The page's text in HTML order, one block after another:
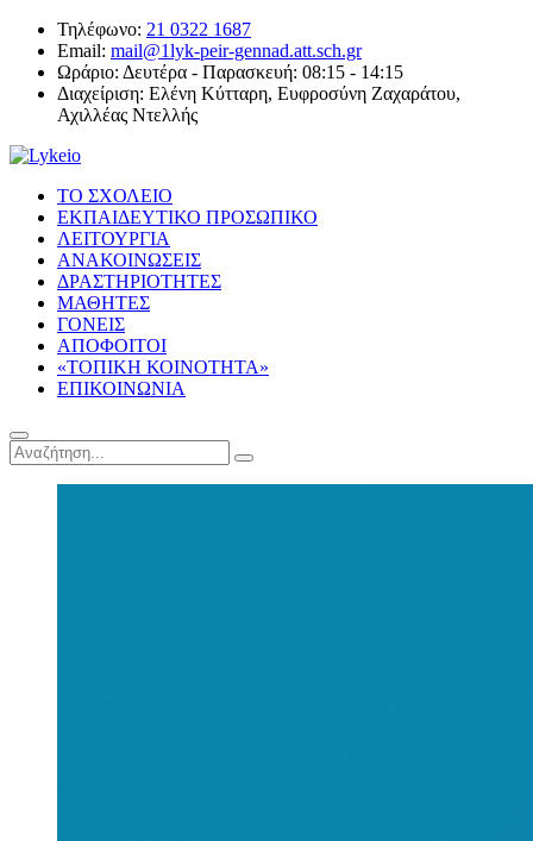
Τηλέφωνο: 21 0322 1687
Email: mail@1lyk-peir-gennad.att.sch.gr
Ωράριο: Δευτέρα - Παρασκευή: 08:15 - 14:15
Διαχείριση: Ελένη Κύτταρη, Ευφροσύνη Ζαχαράτου,
Αχιλλέας Ντελλής
ΤΟ ΣΧΟΛΕΙΟ
ΕΚΠΑΙΔΕΥΤΙΚΟ ΠΡΟΣΩΠΙΚΟ
ΛΕΙΤΟΥΡΓΙΑ
ΑΝΑΚΟΙΝΩΣΕΙΣ
ΔΡΑΣΤΗΡΙΟΤΗΤΕΣ
ΜΑΘΗΤΕΣ
ΓΟΝΕΙΣ
ΑΠΟΦΟΙΤΟΙ
«ΤΟΠΙΚΗ ΚΟΙΝΟΤΗΤΑ»
ΕΠΙΚΟΙΝΩΝΙΑ